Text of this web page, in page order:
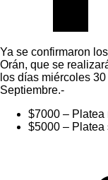
Ya se confirmaron
Orán, que se
los días miércoles
Septiembre.-
$7000 – Platea
$5000 – Platea